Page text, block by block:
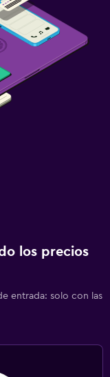
los precios
entrada: solo con las